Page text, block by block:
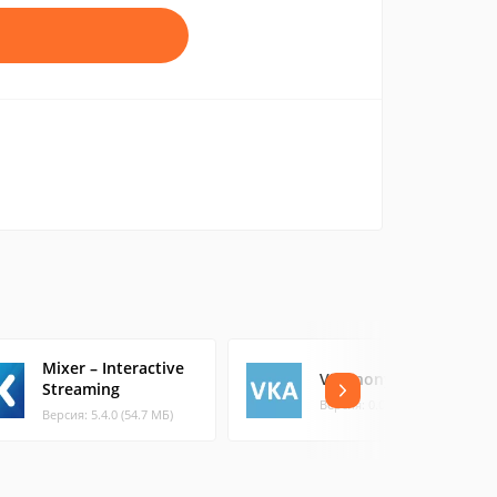
Mixer – Interactive
Streaming
Версия: 5.4.0 (54.7 МБ)
VK Anonym
Версия: 0.0.1 (2.68 МБ)